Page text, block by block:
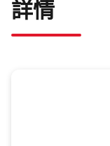
詳情